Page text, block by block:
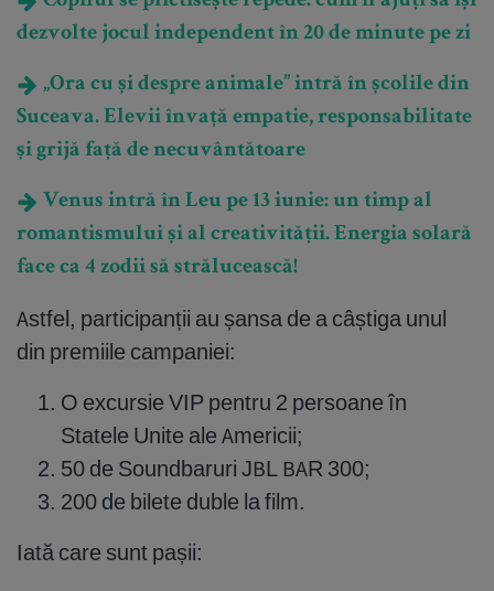
dezvolte jocul independent în 20 de minute pe zi
„Ora cu și despre animale” intră în școlile din
Suceava. Elevii învață empatie, responsabilitate
și grijă față de necuvântătoare
Venus intră în Leu pe 13 iunie: un timp al
romantismului și al creativității. Energia solară
face ca 4 zodii să strălucească!
Astfel, participanții au șansa de a câștiga unul
din premiile campaniei:
O excursie VIP pentru 2 persoane în
Statele Unite ale Americii;
50 de Soundbaruri JBL BAR 300;
200 de bilete duble la film.
Iată care sunt pașii: